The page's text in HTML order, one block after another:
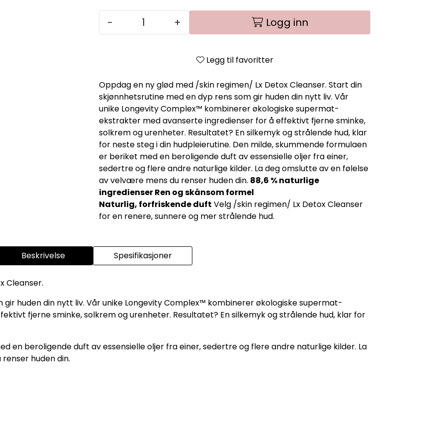
- + Logg inn
Legg til favoritter
Oppdag en ny glød med /skin regimen/ Lx Detox Cleanser. Start din
skjønnhetsrutine med en dyp rens som gir huden din nytt liv. Vår
unike Longevity Complex™ kombinerer økologiske supermat-
ekstrakter med avanserte ingredienser for å effektivt fjerne sminke,
solkrem og urenheter. Resultatet? En silkemyk og strålende hud, klar
for neste steg i din hudpleierutine. Den milde, skummende formulaen
er beriket med en beroligende duft av essensielle oljer fra einer,
sedertre og flere andre naturlige kilder. La deg omslutte av en følelse
av velvære mens du renser huden din. 88,6 % naturlige
ingredienser Ren og skånsom formel
Naturlig, forfriskende duft Velg /skin regimen/ Lx Detox Cleanser
for en renere, sunnere og mer strålende hud.
Beskrivelse Spesifikasjoner
Cleanser.
huden din nytt liv. Vår unike Longevity Complex™ kombinerer økologiske supermat-
fjerne sminke, solkrem og urenheter. Resultatet? En silkemyk og strålende hud, klar for
en beroligende duft av essensielle oljer fra einer, sedertre og flere andre naturlige kilder. La
huden din.